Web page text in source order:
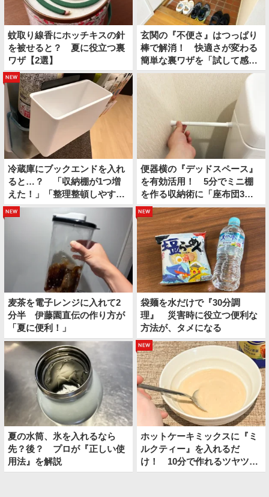
蚊取り線香にホッチキスの針
を被せると？ 夏に役立つ裏
ワザ【2選】
玄関の『不便さ』はつっぱり
棒で解消！ 快適さが変わる
簡単な裏ワザを「試して感動
した」
new
冷蔵庫にブックエンドを入れ
ると…？ 「収納棚が1つ増
えた！」「整理整頓しやすく
なって便利」
便器横の『デッドスペース』
を有効活用！ 5分でミニ棚
を作る収納術に「座布団3
枚！」
麦茶を電子レンジに入れて2
分半 伊藤園直伝の作り方が
「夏に便利！」
new
袋麺を水だけで『30分調
理』 災害時に役立つ便利な
方法が、タメになる
夏の水筒、氷を入れるなら
先？後？ プロが『正しい使
用法』を解説
new
ホットケーキミックスに『ミ
ルクティー』を入れるだ
け！ 10分で作れるツヤツヤ
おやつ